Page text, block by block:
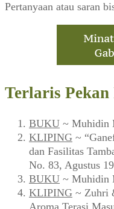
Pertanyaan atau saran
Terlaris
BUKU ~ Muhidin
KLIPING ~
dan Fasilitas
No. 83, Agustus
BUKU ~ Muhidin
KLIPING ~ Zuhri